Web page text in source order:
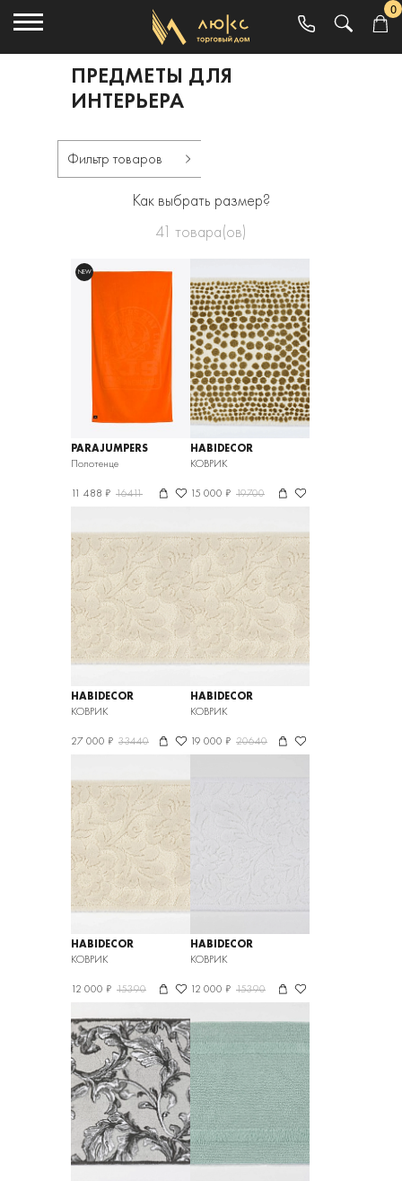
0
ПРЕДМЕТЫ ДЛЯ
ИНТЕРЬЕРА
Фильтр товаров
Как выбрать размер?
41 товара(ов)
NEW
PARAJUMPERS
Полотенце
11 488 ₽ 16411
HABIDECOR
КОВРИК
15 000 ₽ 19700
HABIDECOR
КОВРИК
27 000 ₽ 33440
HABIDECOR
КОВРИК
19 000 ₽ 20640
HABIDECOR
КОВРИК
12 000 ₽ 15390
HABIDECOR
КОВРИК
12 000 ₽ 15390